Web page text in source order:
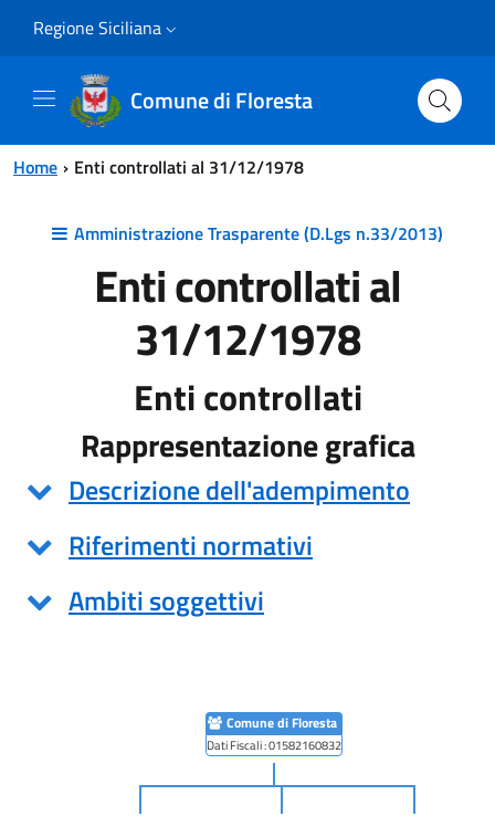
Regione Siciliana
Comune di Floresta
Home Enti controllati al 31/12/1978
Amministrazione Trasparente (D.Lgs n.33/2013)
Enti controllati al
31/12/1978
Enti controllati
Rappresentazione grafica
Descrizione dell'adempimento
Riferimenti normativi
Ambiti soggettivi
Comune di Floresta
Dati Fiscali : 01582160832